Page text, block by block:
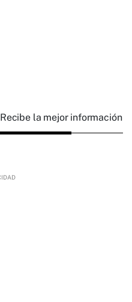
Recibe la mejor información